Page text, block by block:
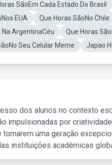
SãoEm Cada Estado Do Brasil
EUA
Que Horas SãoNo Chile
Na ArgentinaCéu
Que Horas
Seu Celular Meme Japao
dos alunos no contexto
impulsionadas por
uma geração
instituições acadêmicas